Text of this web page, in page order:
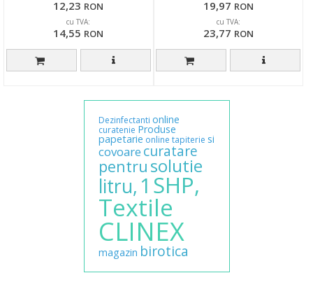
12,23 RON
cu TVA:
14,55 RON
19,97 RON
cu TVA:
23,77 RON
Dezinfectanti online
curatenie Produse
papetarie online tapiterie si
covoare curatare
pentru solutie
litru, 1 SHP,
Textile
CLINEX
magazin birotica